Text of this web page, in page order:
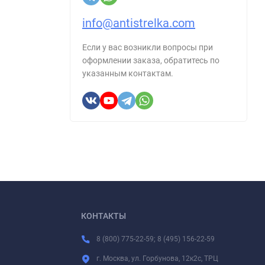
info@antistrelka.com
Если у вас возникли вопросы при
оформлении заказа, обратитесь по
указанным контактам.
КОНТАКТЫ
8 (800) 775-22-59; 8 (495) 156-22-59
г. Москва, ул. Горбунова, 12к2с, ТРЦ